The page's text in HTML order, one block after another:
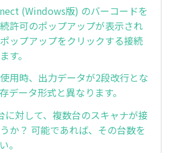
(Windows版) のバーコードを
許可のポップアップが表示され
ップアップをクリックする接続
す。
用時、出力データが2段改行とな
データ形式と異なります。
に対して、複数台のスキャナが接
か？ 可能であれば、その台数を
。